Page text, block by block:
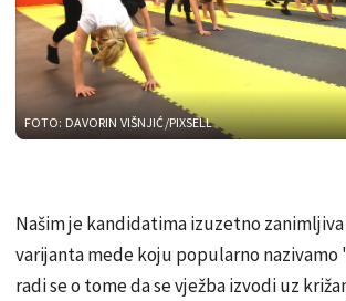
FOTO: DAVORIN VIŠNJIĆ/PIXSELL
Našim je kandidatima izuzetno zanimljiva
varijanta mede koju popularno nazivamo
radi se o tome da se vježba izvodi uz